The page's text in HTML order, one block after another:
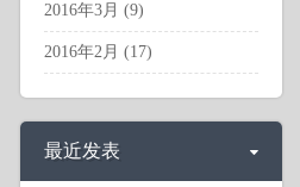
2016年3月 (9)
2016年2月 (17)
最近发表